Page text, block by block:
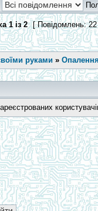
1із2 [ Повідомлень:
руками »